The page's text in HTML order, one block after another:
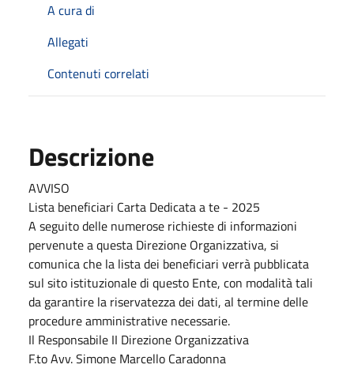
A cura di
Allegati
Contenuti correlati
Descrizione
AVVISO
Lista beneficiari Carta Dedicata a te - 2025
A seguito delle numerose richieste di informazioni
pervenute a questa Direzione Organizzativa, si
comunica che la lista dei beneficiari verrà pubblicata
sul sito istituzionale di questo Ente, con modalità tali
da garantire la riservatezza dei dati, al termine delle
procedure amministrative necessarie.
Il Responsabile II Direzione Organizzativa
F.to Avv. Simone Marcello Caradonna